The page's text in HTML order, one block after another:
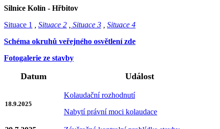
Silnice Kolín - Hřbitov
Situace 1 , Situace 2 , Situace 3 , Situace 4
Schéma okruhů veřejného osvětlení zde
Fotogalerie ze stavby
Datum Událost
18.9.2025
Kolaudační rozhodnutí
Nabytí právní moci kolaudace